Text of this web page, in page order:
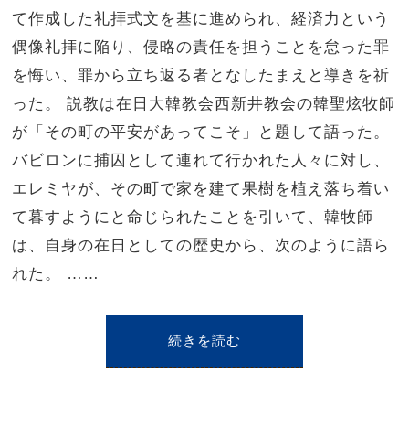
て作成した礼拝式文を基に進められ、経済力という
偶像礼拝に陥り、侵略の責任を担うことを怠った罪
を悔い、罪から立ち返る者となしたまえと導きを祈
った。 説教は在日大韓教会西新井教会の韓聖炫牧師
が「その町の平安があってこそ」と題して語った。
バビロンに捕囚として連れて行かれた人々に対し、
エレミヤが、その町で家を建て果樹を植え落ち着い
て暮すようにと命じられたことを引いて、韓牧師
は、自身の在日としての歴史から、次のように語ら
れた。 ……
続きを読む